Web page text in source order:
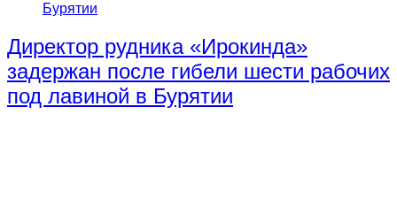
Директор рудника «Ирокинда»
задержан после гибели шести рабочих
под лавиной в Бурятии